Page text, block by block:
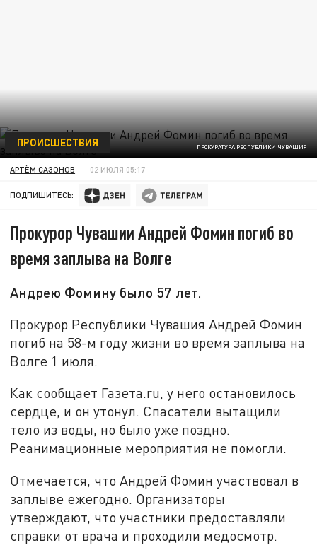
ПРОКУРАТУРА РЕСПУБЛИКИ ЧУВАШИЯ
ПРОИСШЕСТВИЯ
АРТЁМ САЗОНОВ 02 ИЮЛЯ 05:17
ПОДПИШИТЕСЬ:
Прокурор Чувашии Андрей Фомин погиб во
время заплыва на Волге
Андрею Фомину было 57 лет.
Прокурор Республики Чувашия Андрей Фомин
погиб на 58-м году жизни во время заплыва на
Волге 1 июля.
Как сообщает Газета.ru, у него остановилось
сердце, и он утонул. Спасатели вытащили
тело из воды, но было уже поздно.
Реанимационные мероприятия не помогли.
Отмечается, что Андрей Фомин участвовал в
заплыве ежегодно. Организаторы
утверждают, что участники предоставляли
справки от врача и проходили медосмотр.